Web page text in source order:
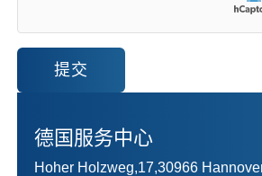
提交
德国服务中心
Hoher Holzweg,17,30966